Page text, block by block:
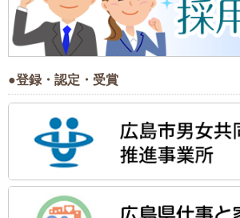
●登録・認定・受賞